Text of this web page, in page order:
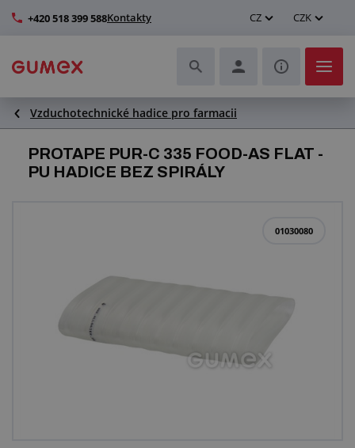
+420 518 399 588Kontakty CZ CZK
Hadice a jejich kompletace
Profily a výroba těsnění
Zlepšení pracovního prostředí
Další pryžové a plastové výrobky
Vzduchotechnické hadice pro farmacii
PROTAPE PUR-C 335 FOOD-AS FLAT -
PU HADICE BEZ SPIRÁLY
01030080